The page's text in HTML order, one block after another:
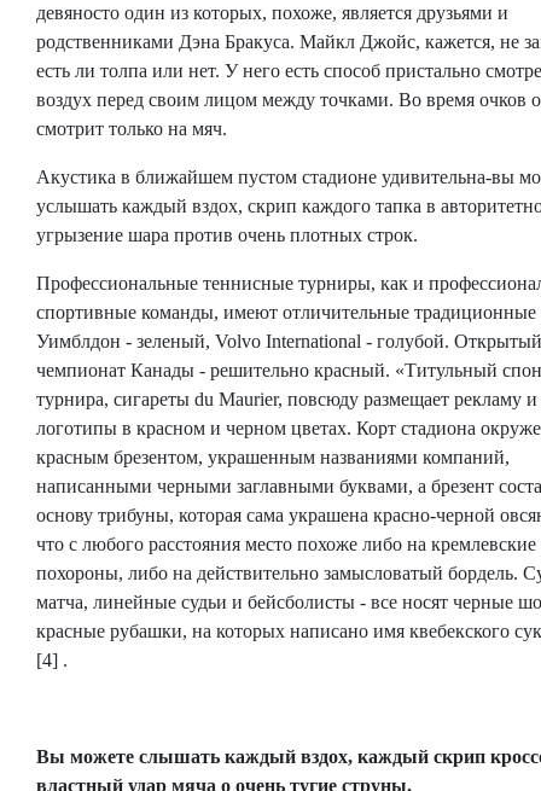
девяносто один из которых, похоже, является друзьями и
родственниками Дэна Бракуса. Майкл Джойс, кажется, не
есть ли толпа или нет. У него есть способ пристально
воздух перед своим лицом между точками. Во время очков
смотрит только на мяч.
Акустика в ближайшем пустом стадионе удивительна-вы
услышать каждый вздох, скрип каждого тапка в
угрызение шара против очень плотных строк.
Профессиональные теннисные турниры, как и
спортивные команды, имеют отличительные традиционные
Уимблдон - зеленый, Volvo International - голубой. Открытый
чемпионат Канады - решительно красный. «Титульный
турнира, сигареты du Maurier, повсюду размещает рекламу и
логотипы в красном и черном цветах. Корт стадиона
красным брезентом, украшенным названиями компаний,
написанными черными заглавными буквами, а брезент
основу трибуны, которая сама украшена красно-черной
что с любого расстояния место похоже либо на кремлевские
похороны, либо на действительно замысловатый бордель.
матча, линейные судьи и бейсболисты - все носят черные
красные рубашки, на которых написано имя квебекского
[4] .
Вы можете слышать каждый вздох, каждый скрип
властный удар мяча о очень тугие струны.